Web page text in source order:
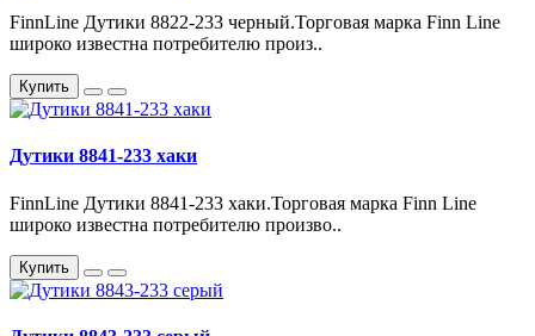
FinnLine Дутики 8822-233 черный.Торговая марка Finn Line
широко известна потребителю произ..
Купить
Дутики 8841-233 хаки
FinnLine Дутики 8841-233 хаки.Торговая марка Finn Line
широко известна потребителю произво..
Купить